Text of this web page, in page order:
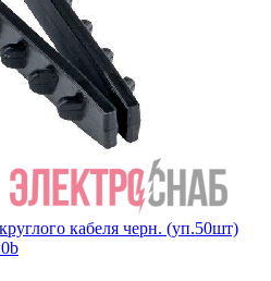
кабеля черн. (уп.50шт)